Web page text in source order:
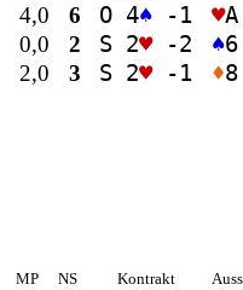
4,0 6 O 4♠ -1 ♥A
0,0
2 S 2♥-2 ♠6
2,0
3 S 2♥-1 ♦8
MP NS Kontrakt